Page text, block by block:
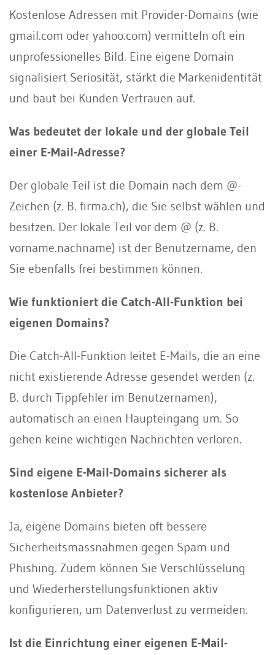
Kostenlose Adressen mit Provider-Domains (wie
gmail.com oder yahoo.com) vermitteln oft ein
unprofessionelles Bild. Eine eigene Domain
signalisiert Seriosität, stärkt die Markenidentität
und baut bei Kunden Vertrauen auf.
Was bedeutet der lokale und der globale Teil
einer E-Mail-Adresse?
Der globale Teil ist die Domain nach dem @-
Zeichen (z. B. firma.ch), die Sie selbst wählen und
besitzen. Der lokale Teil vor dem @ (z. B.
vorname.nachname) ist der Benutzername, den
Sie ebenfalls frei bestimmen können.
Wie funktioniert die Catch-All-Funktion bei
eigenen Domains?
Die Catch-All-Funktion leitet E-Mails, die an eine
nicht existierende Adresse gesendet werden (z.
B. durch Tippfehler im Benutzernamen),
automatisch an einen Haupteingang um. So
gehen keine wichtigen Nachrichten verloren.
Sind eigene E-Mail-Domains sicherer als
kostenlose Anbieter?
Ja, eigene Domains bieten oft bessere
Sicherheitsmassnahmen gegen Spam und
Phishing. Zudem können Sie Verschlüsselung
und Wiederherstellungsfunktionen aktiv
konfigurieren, um Datenverlust zu vermeiden.
Ist die Einrichtung einer eigenen E-Mail-